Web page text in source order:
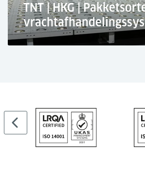
TNT | HKG |
Pakketsorteer- en
1.300 Opslagplaatsen
7.380 m² Oppervlakte